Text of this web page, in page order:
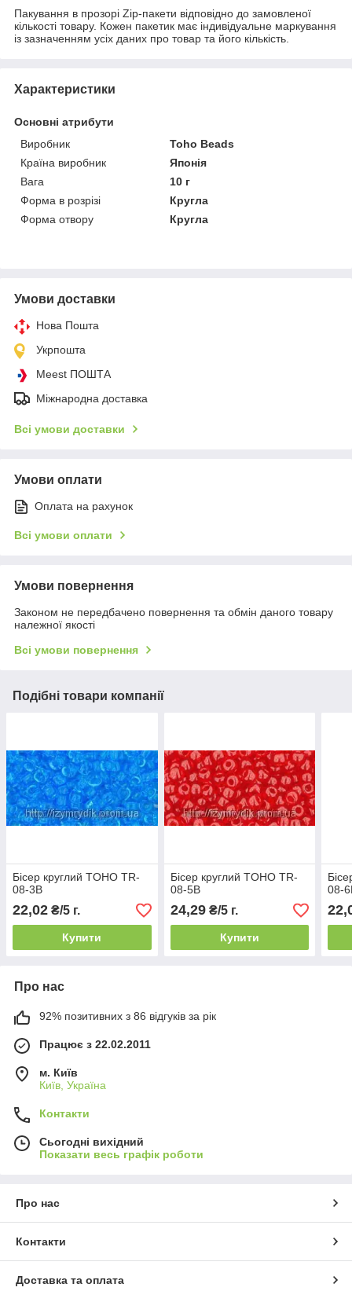
Пакування в прозорі Zip-пакети відповідно до замовленої
кількості товару. Кожен пакетик має індивідуальне маркування
із зазначенням усіх даних про товар та його кількість.
Характеристики
Основні атрибути
Виробник
Toho Beads
Країна виробник
Японія
Вага
10 г
Форма в розрізі
Кругла
Форма отвору
Кругла
Умови доставки
Нова Пошта
Укрпошта
Meest ПОШТА
Міжнародна доставка
Всі умови доставки
Умови оплати
Оплата на рахунок
Всі умови оплати
Умови повернення
Законом не передбачено повернення та обмін даного товару
належної якості
Всі умови повернення
Подібні товари компанії
Бісер круглий TOHO TR-
08-3B
22,02 ₴/5 г.
Купити
Бісер круглий TOHO TR-
08-5B
24,29₴/5 г.
Купити
08-
Про нас
92% позитивних з 86 відгуків за рік
Працює з 22.02.2011
м. Київ
Київ, Україна
Контакти
Сьогодні вихідний
Показати весь графік роботи
Про нас
Контакти
Доставка та оплата